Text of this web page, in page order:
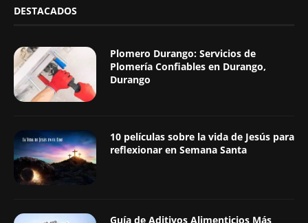
DESTACADOS
Plomero Durango: Servicios de
Plomería Confiables en Durango,
Durango
10 películas sobre la vida de Jesús para
reflexionar en Semana Santa
Guía de Aditivos Alimenticios Más